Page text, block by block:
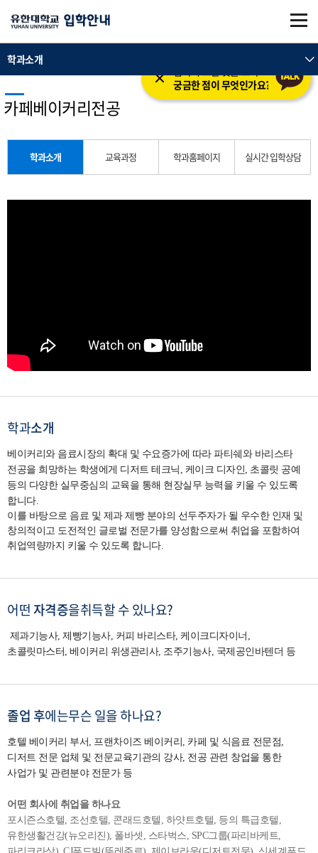
본문 바로가기주메뉴 바로가기
궁금한 점이 무엇인가요?
학과소개
카페베이커리전공
학과소개 교육과정 학과홈페이지 실시간 입학상담
학과소개
베이커리와 음료시장의 확대 및 수요증가에 따라 파티쉐와 바리스타
전공을 희망하는 학생에게 디저트 테크닉, 케이크 디자인, 초콜릿 공예
등의 다양한 실무중심의 교육을 통해 현장실무 능력을 키울 수 있도록
합니다.
이를 바탕으로 음료 및 제과 제빵 분야의 선두주자가 될 우수한 인재 및
창의적이고 도전적인 글로벌 전문가를 양성함으로써 취업을 포함하여
취업역량까지 키울 수 있도록 합니다.
어떤자격증을취득할 수 있나요?
제과기능사, 제빵기능사, 커피 바리스타, 케이크디자이너,
초콜릿마스터, 베이커리 위생관리사, 조주기능사, 국제공인바텐더 등
졸업 후에는무슨 일을 하나요?
호텔 베이커리 부서, 프랜차이즈 베이커리, 카페 및 식음료 전문점,
디저트 전문 업체 및 전문교육기관의 강사, 전공 관련 창업을 통한
사업가 및 관련분야 전문가 등
어떤 회사에 취업을 하나요
포시즌스호텔, 조선호텔, 콘래드호텔, 하얏트호텔, 등의 특급호텔,
유한생활건강(뉴오리진), 폴바셋, 스타벅스, SPC그룹(파리바케트,